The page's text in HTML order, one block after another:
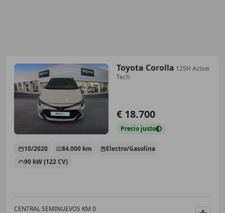
Toyota Corolla 125H Active
Tech
€ 18.700
Precio justo
10/2020 84.000 km
Electro/Gasolina
90 kW (122 CV)
CENTRAL SEMINUEVOS KM 0